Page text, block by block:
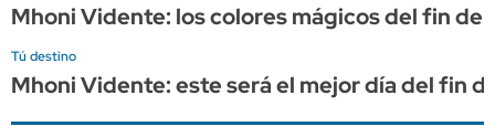
Mhoni Vidente: los colores mágicos del fin de
Tú destino
Mhoni Vidente: este será el mejor día del fin